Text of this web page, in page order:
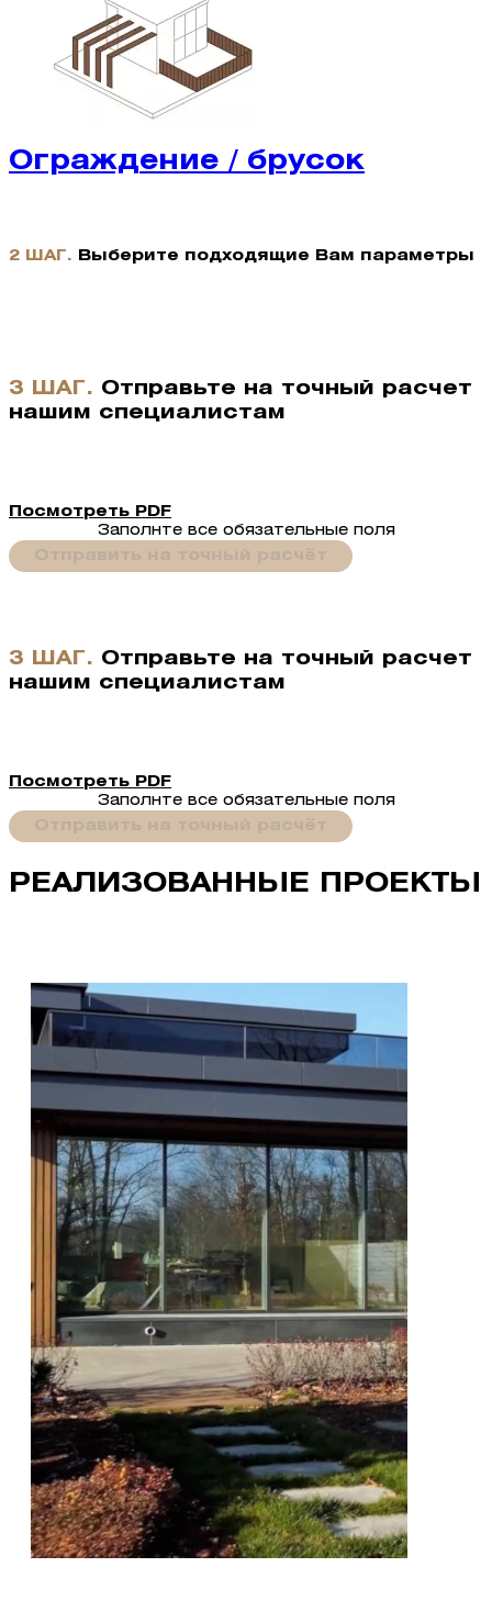
Ограждение / брусок
2 ШАГ. Выберите подходящие Вам параметры
3 ШАГ. Отправьте на точный расчет
нашим специалистам
Посмотреть PDF
Заполнте все обязательные поля
Отправить на точный расчёт
3 ШАГ. Отправьте на точный расчет
нашим специалистам
Посмотреть PDF
Заполнте все обязательные поля
Отправить на точный расчёт
РЕАЛИЗОВАННЫЕ ПРОЕКТЫ